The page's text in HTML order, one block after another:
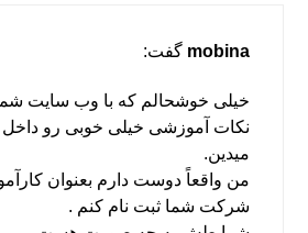
mobina گفت:
خیلی خوشحالم که با وب سایت
نکات آموزشی خیلی خوبی رو داخل
میدین.
من واقعاً دوست دارم بعنوان
شرکت شما ثبت نام کنم .